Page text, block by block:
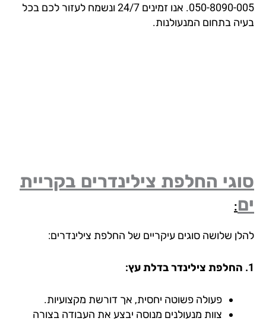
050-8090-005. אנו זמינים 24/7 ונשמח לעזור לכם בכל
בתחום המנעולנות.
החלפת צילינדרים בקריית
שלושה סוגים עיקריים של החלפת צילינדרים:
פעולה פשוטה יחסית, אך דורשת מקצועיות.
צוות מנעולנים מנוסה יבצע את העבודה בצורה